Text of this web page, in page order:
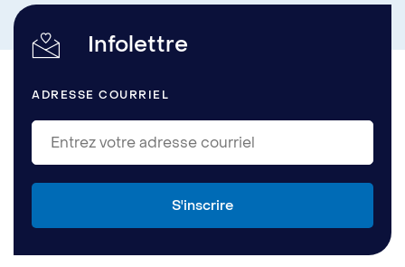
Infolettre
ADRESSE COURRIEL